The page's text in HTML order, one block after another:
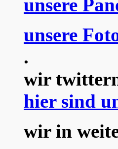
unsere
unsere
.
wir
hier sind
wir in